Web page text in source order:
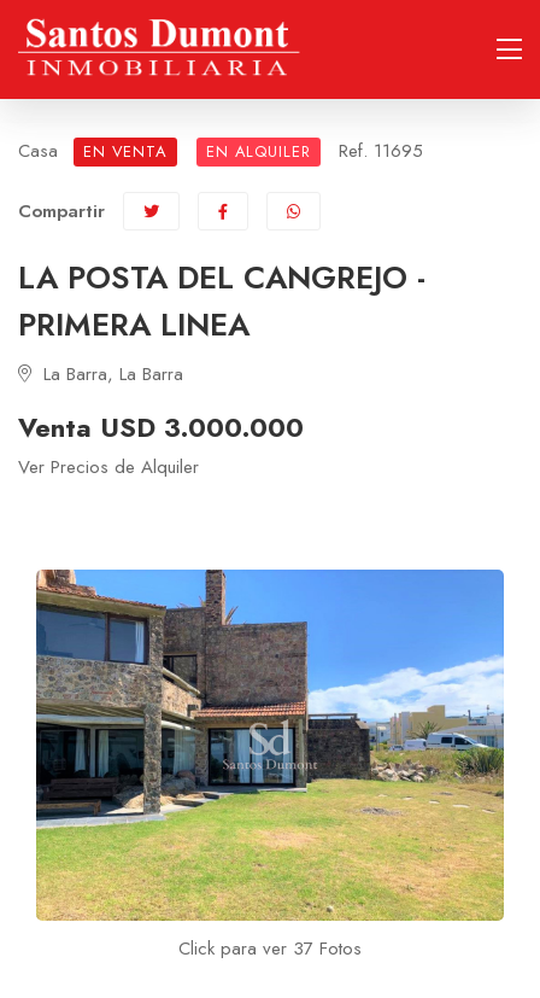
Casa EN VENTA EN ALQUILER Ref. 11695
Compartir
LA POSTA DEL CANGREJO -
PRIMERA LINEA
La Barra, La Barra
Venta USD 3.000.000
Ver Precios de Alquiler
Click para ver 37 Fotos